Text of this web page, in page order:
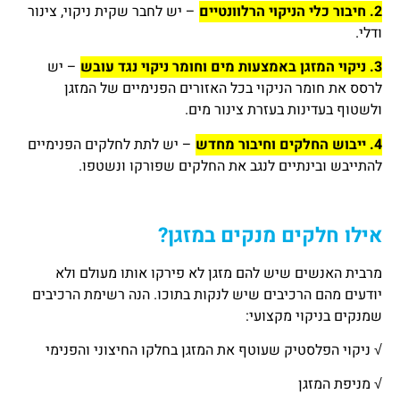
2. חיבור כלי הניקוי הרלוונטיים
– יש לחבר שקית ניקוי, צינור
ודלי.
3. ניקוי המזגן באמצעות מים וחומר ניקוי נגד עובש
– יש
לרסס את חומר הניקוי בכל האזורים הפנימיים של המזגן
ולשטוף בעדינות בעזרת צינור מים.
4. ייבוש החלקים וחיבור מחדש
– יש לתת לחלקים הפנימיים
להתייבש ובינתיים לנגב את החלקים שפורקו ונשטפו.
אילו חלקים מנקים במזגן?
מרבית האנשים שיש להם מזגן לא פירקו אותו מעולם ולא
יודעים מהם הרכיבים שיש לנקות בתוכו. הנה רשימת הרכיבים
שמנקים בניקוי מקצועי:
√ ניקוי הפלסטיק שעוטף את המזגן בחלקו החיצוני והפנימי
√ מניפת המזגן